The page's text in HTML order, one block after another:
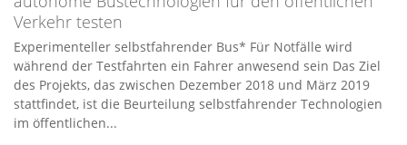
Verkehr testen
Experimenteller selbstfahrender Bus* Für Notfälle wird
während der Testfahrten ein Fahrer anwesend sein Das Ziel
des Projekts, das zwischen Dezember 2018 und März 2019
stattfindet, ist die Beurteilung selbstfahrender Technologien
im öffentlichen...